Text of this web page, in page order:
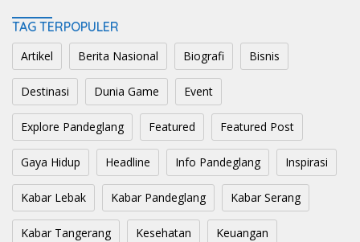
TAG TERPOPULER
Artikel Berita Nasional Biografi Bisnis
Destinasi Dunia Game Event
Explore Pandeglang Featured Featured Post
Gaya Hidup Headline Info Pandeglang Inspirasi
Kabar Lebak Kabar Pandeglang Kabar Serang
Kabar Tangerang Kesehatan Keuangan